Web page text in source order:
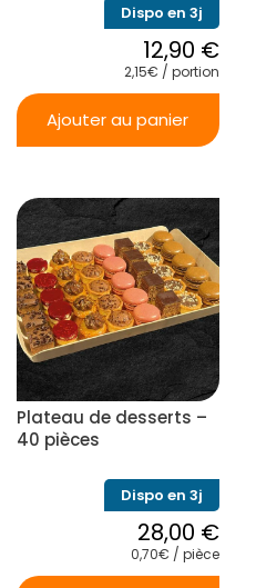
Dispo en 3j
12,90 €
2,15€ / portion
Ajouter au panier
Plateau de desserts –
40 pièces
Dispo en 3j
28,00 €
0,70€ / pièce